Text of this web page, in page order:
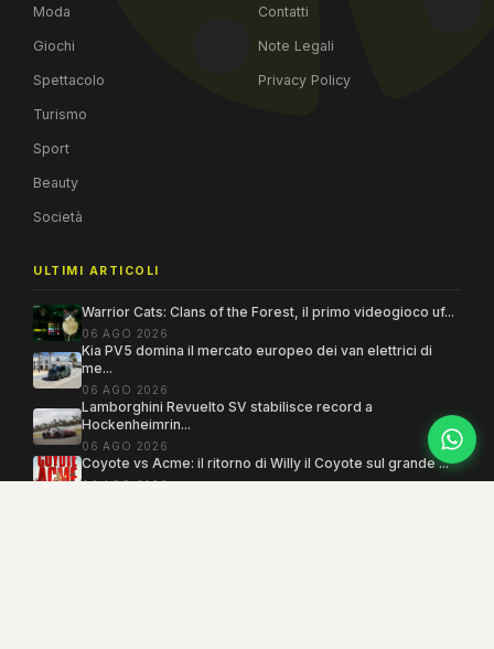
Moda
Giochi
Spettacolo
Turismo
Sport
Beauty
Società
Contatti
Note Legali
Privacy Policy
ULTIMI ARTICOLI
Warrior Cats: Clans of the Forest, il primo videogioco uf...
06 AGO 2026
Kia PV5 domina il mercato europeo dei van elettrici di
me...
06 AGO 2026
Lamborghini Revuelto SV stabilisce record a
Hockenheimrin...
06 AGO 2026
Coyote vs Acme: il ritorno di Willy il Coyote sul grande ...
06 AGO 2026